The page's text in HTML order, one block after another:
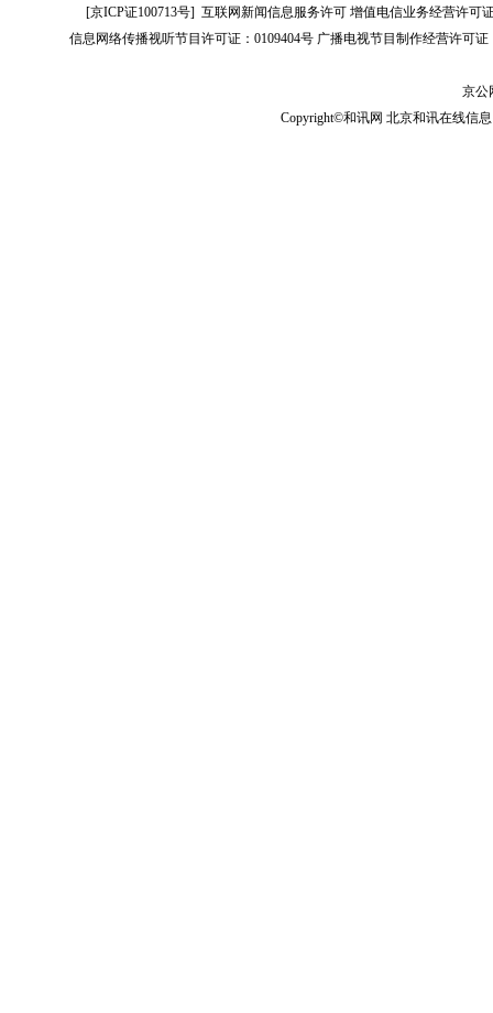
[京ICP证100713号]互联网新闻信息服务许可 增值电信业务经营许可
信息网络传播视听节目许可证：0109404号 广播电视节目制作经营许可证
京公
Copyright©和讯网 北京和讯在线信